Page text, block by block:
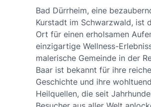
Bad Dürrheim, eine
Kurstadt im Schwarzwald, ist
Ort für einen erholsamen
einzigartige Wellness-
malerische Gemeinde in der
Baar ist bekannt für ihre reiche
Geschichte und ihre
Heilquellen, die seit